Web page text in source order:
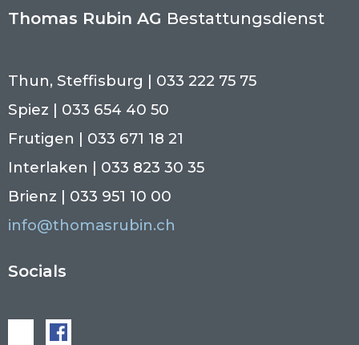
Thomas Rubin AG Bestattungsdienst
Thun, Steffisburg | 033 222 75 75
Spiez | 033 654 40 50
Frutigen | 033 671 18 21
Interlaken | 033 823 30 35
Brienz | 033 951 10 00
info@thomasrubin.ch
Socials